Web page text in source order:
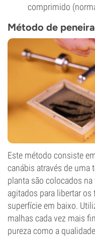
comprimido
Método de
Este método consiste
canábis através de uma
planta são colocados na
agitados para libertar os
superfície em baixo.
malhas cada vez mais
pureza como a